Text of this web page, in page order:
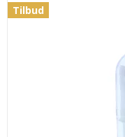
Tilbud